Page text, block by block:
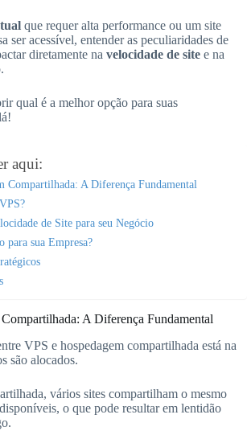
que requer alta performance ou um site
ser acessível, entender as peculiaridades de
diretamente na velocidade de site e na
qual é a melhor opção para suas
aqui:
Compartilhada: A Diferença Fundamental
de Site para seu Negócio
para sua Empresa?
A Diferença Fundamental
VPS e hospedagem compartilhada está na
são alocados.
vários sites compartilham o mesmo
o que pode resultar em lentidão